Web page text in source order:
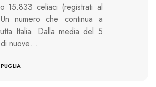
15.833 celiaci (registrati al
numero che continua a
Italia. Dalla media del 5
nuove…
PUGLIA